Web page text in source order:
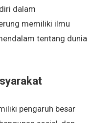
dalam
memiliki ilmu
tentang dunia
pengaruh besar